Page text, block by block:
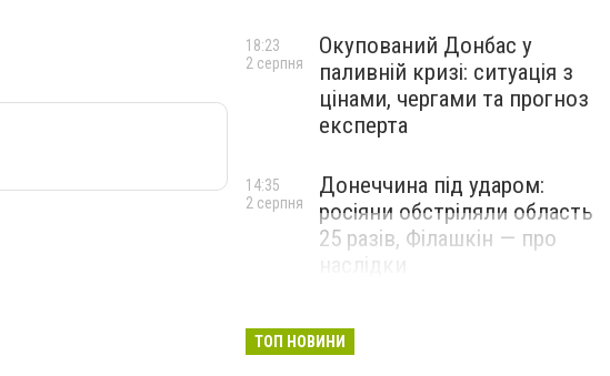
Окупований Донбас у
паливній кризі: ситуація з
цінами, чергами та прогноз
експерта
18:23
2 серпня
Донеччина під ударом:
росіяни обстріляли область
25 разів, Філашкін — про
14:35
2 серпня
ТОП НОВИНИ